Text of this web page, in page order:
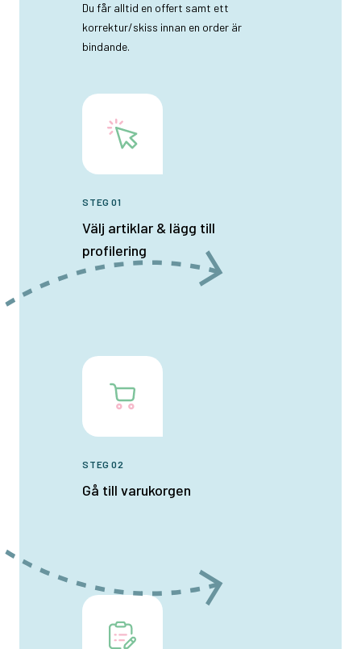
Du får alltid en offert samt ett
korrektur/skiss innan en order är
bindande.
STEG 01
Välj artiklar & lägg till
profilering
STEG 02
Gå till varukorgen